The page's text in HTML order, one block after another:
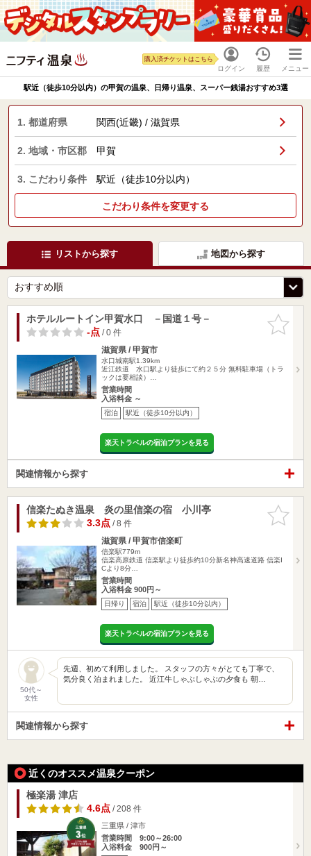
ログイン
購入済チケットはこちら
履歴 メニュー
駅近（徒歩10分以内）の甲賀の温泉、日帰り温泉、スーパー銭湯おすすめ3選
1. 都道府県 関西(近畿) / 滋賀県
2. 地域・市区郡 甲賀
3. こだわり条件 駅近（徒歩10分以内）
こだわり条件を変更する
リストから探す 地図から探す
お気に入
りに追加
ホテルルートイン甲賀水口 －国道１号－
-点/ 0 件
滋賀県 / 甲賀市
水口城南駅1.39km
近江鉄道 水口駅より徒歩にて約２５分 無料駐車場（トラ
ックは要相談）…
営業時間
入浴料金 ～
宿泊 駅近（徒歩10分以内）
楽天トラベルの宿泊プランを見る
関連情報から探す
お気に入
りに追加
信楽たぬき温泉 炎の里信楽の宿 小川亭
3.3点/ 8 件
滋賀県 / 甲賀市信楽町
信楽駅779m
信楽高原鉄道 信楽駅より徒歩約10分新名神高速道路 信楽I
Cより8分…
営業時間
入浴料金 900円～
日帰り 宿泊 駅近（徒歩10分以内）
楽天トラベルの宿泊プランを見る
50代～
女性
先週、初めて利用しました。 スタッフの方々がとても丁寧で、
気分良く泊まれました。 近江牛しゃぶしゃぶの夕食も 朝…
関連情報から探す
近くのオススメ温泉クーポン
極楽湯 津店
4.6点/ 208 件
三重県 / 津市
営業時間 9:00～26:00
入浴料金 900円～